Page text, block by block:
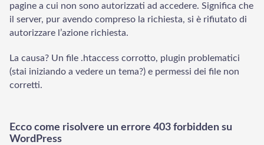
pagine a cui non sono autorizzati ad accedere. Significa che
il server, pur avendo compreso la richiesta, si è rifiutato di
autorizzare l’azione richiesta.
La causa? Un file .htaccess corrotto, plugin problematici
(stai iniziando a vedere un tema?) e permessi dei file non
corretti.
Ecco come risolvere un errore 403 forbidden su
WordPress